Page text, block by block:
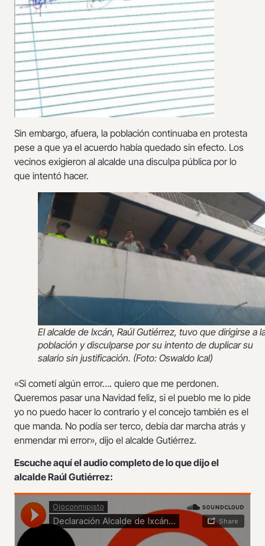
Sin embargo, afuera, la población continuaba en protesta
pese a que ya el acuerdo había quedado sin efecto. Los
vecinos exigieron al alcalde una disculpa pública por lo
que intentó hacer.
El alcalde de Ixcán, Raúl Gutiérrez, tuvo que dirigirse a
población y disculparse por su intento de duplicar su
salario sin justificación. (Foto: Oswaldo Ical)
«Si cometí algún error…. quiero que me perdonen.
Queremos pasar una Navidad feliz, si el pueblo me lo pide
yo no puedo hacer lo contrario y el concejo también es el
que manda. No podía ser terco, debía dar marcha atrás y
enmendar mi error», dijo el alcalde Gutiérrez.
Escuche aquí el audio completo de lo que dijo el
alcalde Raúl Gutiérrez: